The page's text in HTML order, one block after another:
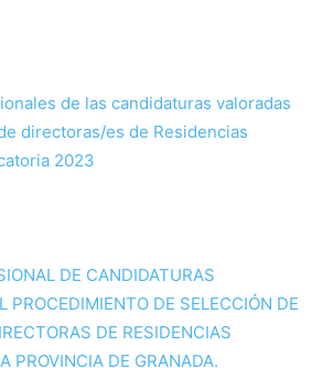
de las candidaturas valoradas
directoras/es de Residencias
2023
DE CANDIDATURAS
PROCEDIMIENTO DE SELECCIÓN DE
DE RESIDENCIAS
PROVINCIA DE GRANADA.